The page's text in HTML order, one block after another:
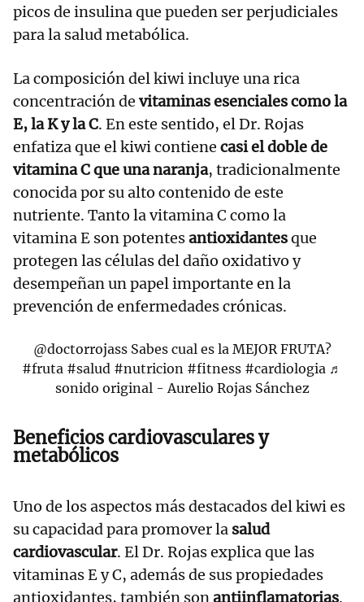
picos de insulina que pueden ser perjudiciales
para la salud metabólica.
La composición del kiwi incluye una rica
concentración de vitaminas esenciales como la
E, la K y la C. En este sentido, el Dr. Rojas
enfatiza que el kiwi contiene casi el doble de
vitamina C que una naranja, tradicionalmente
conocida por su alto contenido de este
nutriente. Tanto la vitamina C como la
vitamina E son potentesantioxidantesque
protegen las células del daño oxidativo y
desempeñan un papel importante en la
prevención de enfermedades crónicas.
@doctorrojassSabes cual es la MEJOR FRUTA?
#fruta #salud #nutricion #fitness #cardiologia ♬
sonido original - Aurelio Rojas Sánchez
Beneficios cardiovasculares y
metabólicos
Uno de los aspectos más destacados del kiwi es
su capacidad para promover la salud
cardiovascular. El Dr. Rojas explica que las
vitaminas E y C, además de sus propiedades
antioxidantes, también son antiinflamatorias.